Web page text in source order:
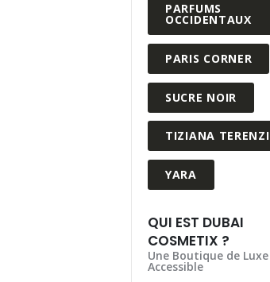
PARFUMS
OCCIDENTAUX
PARIS CORNER
SUCRE NOIR
TIZIANA TERENZI
YARA
QUI EST DUBAI
COSMETIX ?
Une Boutique de Luxe
Accessible